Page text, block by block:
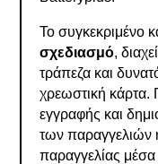
Το συγκεκριμένο
σχεδιασμό,
τράπεζα και
χρεωστική κάρτα.
εγγραφής και
των παραγγελιών
παραγγελίας